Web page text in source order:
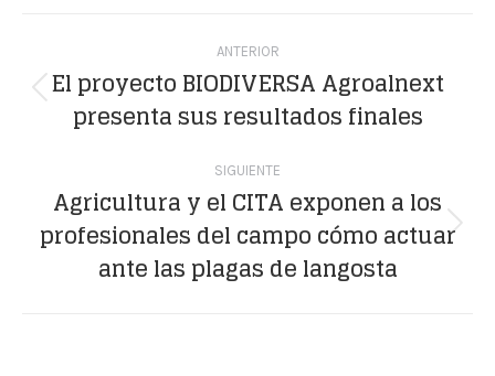
Navegación
entre
publicaciones
ANTERIOR
Publicación
anterior:
El proyecto BIODIVERSA Agroalnext
presenta sus resultados finales
SIGUIENTE
Publicación
siguiente:
Agricultura y el CITA exponen a los
profesionales del campo cómo actuar
ante las plagas de langosta